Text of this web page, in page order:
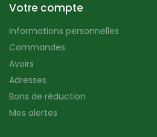
Votre compte
Informations personnelles
Commandes
Avoirs
Adresses
Bons de réduction
Mes alertes